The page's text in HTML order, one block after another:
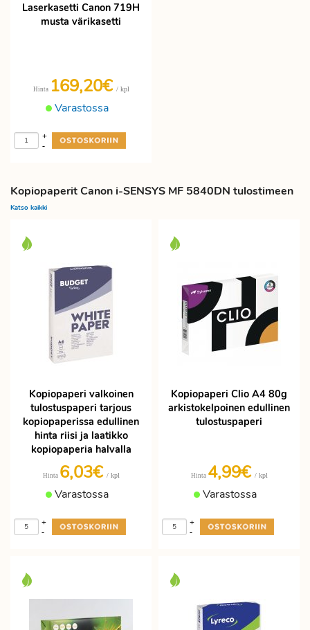
Laserkasetti Canon 719H
musta värikasetti
Varastossa
Hinta 169,20€ / kpl
-
+
Kopiopaperit Canon i-SENSYS MF 5840DN tulostimeen
Katso kaikki
Kopiopaperi valkoinen
tulostuspaperi tarjous
kopiopaperissa edullinen
hinta riisi ja laatikko
kopiopaperia halvalla
Hinta 6,03€ / kpl
Varastossa
-
+
Kopiopaperi Clio A4 80g
arkistokelpoinen edullinen
tulostuspaperi
Hinta 4,99€ / kpl
Varastossa
-
+